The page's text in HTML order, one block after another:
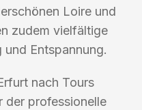
Loire und
zudem vielfältige
Entspannung.
nach Tours
der professionelle